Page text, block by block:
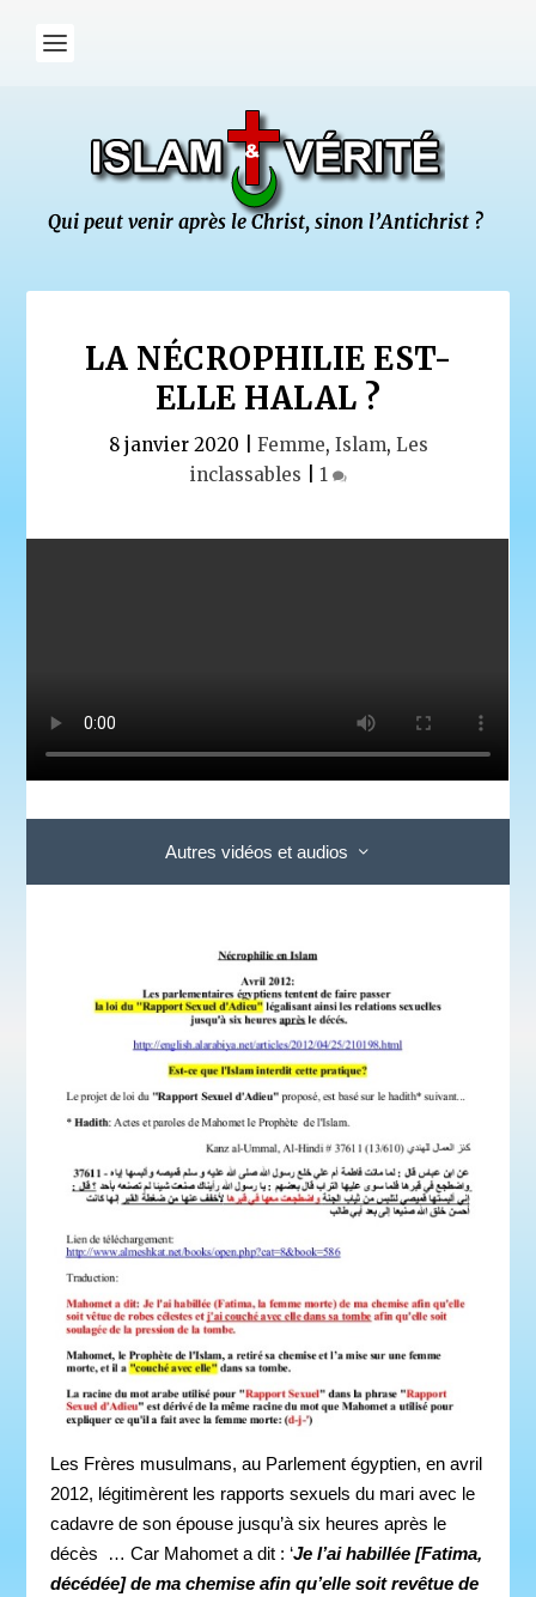
LA NÉCROPHILIE EST-
ELLE HALAL ?
8 janvier 2020 Femme, Islam, Les
inclassables
1
Autres vidéos et audios
Les Frères musulmans, au Parlement égyptien, en avril
2012, légitimèrent les rapports sexuels du mari avec le
cadavre de son épouse jusqu’à six heures après le
décès … Car Mahomet a dit : ‘Je l’ai habillée [Fatima,
décédée] de ma chemise afin qu’elle soit revêtue de